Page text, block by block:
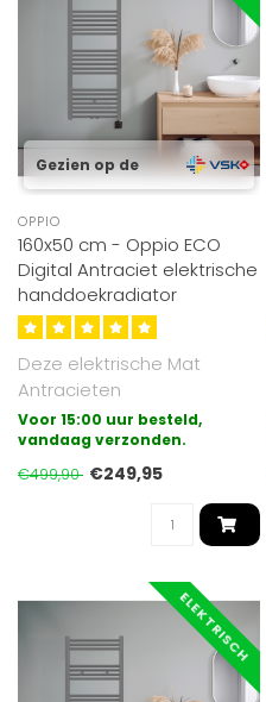
Gezien op de
OPPIO
160x50 cm - Oppio ECO
Digital Antraciet elektrische
handdoekradiator
Deze elektrische Mat
Antracieten
handdoekradiator Eco
Digital van Oppio, die wij..
Voor 15:00 uur besteld,
vandaag verzonden.
€499,90 €249,95
ELEKTRISCH